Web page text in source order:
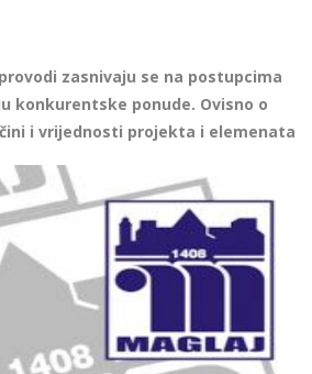
zasnivaju se na postupcima
konkurentske ponude. Ovisno o
i vrijednosti projekta i elemenata